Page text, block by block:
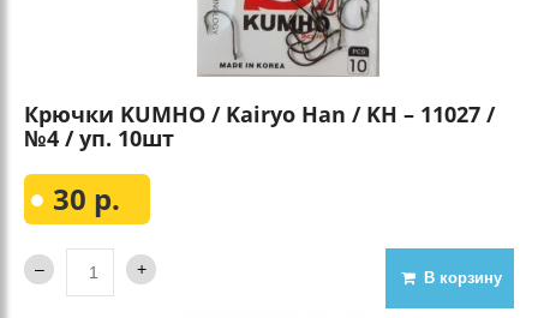
Крючки KUMHO / Kairyo Han / KH – 11027 /
№4 / уп. 10шт
30 р.
В корзину